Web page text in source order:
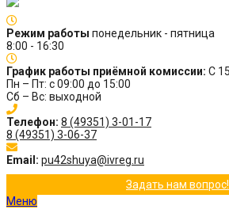
Режим работы понедельник - пятница
8:00 - 16:30
График работы приёмной комиссии: С
Пн – Пт: с 09:00 до 15:00
Сб – Вс: выходной
Телефон: 8 (49351) 3-01-17
8 (49351) 3-06-37
Email: pu42shuya@ivreg.ru
Задать нам вопрос!
Меню